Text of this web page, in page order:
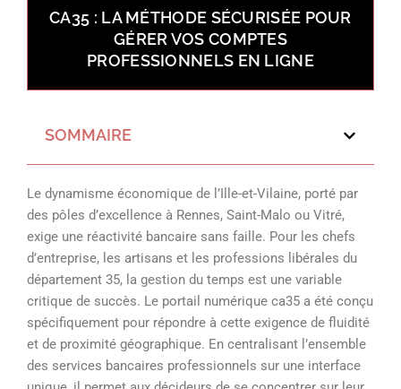
CA35 : LA MÉTHODE SÉCURISÉE POUR
GÉRER VOS COMPTES
PROFESSIONNELS EN LIGNE
SOMMAIRE
Le dynamisme économique de l’Ille-et-Vilaine, porté par
des pôles d’excellence à Rennes, Saint-Malo ou Vitré,
exige une réactivité bancaire sans faille. Pour les chefs
d’entreprise, les artisans et les professions libérales du
département 35, la gestion du temps est une variable
critique de succès. Le portail numérique ca35 a été conçu
spécifiquement pour répondre à cette exigence de fluidité
et de proximité géographique. En centralisant l’ensemble
des services bancaires professionnels sur une interface